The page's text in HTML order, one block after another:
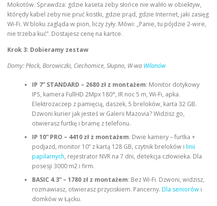
Mokotów. Sprawdza: gdzie kaseta żeby słońce nie waliło w obiektyw,
którędy kabel żeby nie pruć kostki, gdzie prąd, gdzie Internet, jaki zasięg
Wi-Fi. W bloku zagląda w pion, liczy żyły. Mówi: „Panie, tu pójdzie 2-wire,
nie trzeba kuć”. Dostajesz cenę na kartce.
Krok 3: Dobieramy zestaw
Domy: Płock, Borowiczki, Ciechomice, Słupno, W-wa Wilanów
IP 7” STANDARD – 2680 zł z montażem: Monitor dotykowy
IPS, kamera FullHD 2Mpx 180°, IR noc 5 m, Wi-Fi, apka.
Elektrozaczep z pamięcią, daszek, 5 breloków, karta 32 GB.
Dzwoni kurier jak jesteś w Galerii Mazovia? Widzisz go,
otwierasz furtkę i bramę z telefonu.
IP 10” PRO – 4410 zł z montażem: Dwie kamery – furtka +
podjazd, monitor 10” z kartą 128 GB, czytnik breloków i linii
papilarnych, rejestrator NVR na 7 dni, detekcja człowieka. Dla
posesji 3000 m2 i firm.
BASIC 4.3” – 1780 zł z montażem: Bez Wi-Fi. Dzwoni, widzisz,
rozmawiasz, otwierasz przyciskiem. Pancerny. Dla seniorówi
domków w Łącku.